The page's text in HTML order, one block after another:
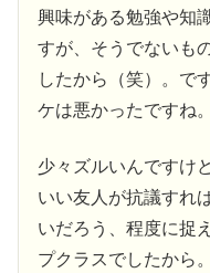
興味がある勉強や知
すが、そうでないも
したから（笑）。で
ケは悪かったですね。
少々ズルいんですけ
いい友人が抗議すれ
いだろう、程度に捉
プクラスでしたから。